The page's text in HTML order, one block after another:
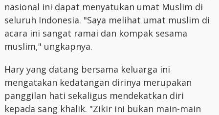
nasional ini dapat menyatukan umat Muslim di
seluruh Indonesia. "Saya melihat umat muslim di
acara ini sangat ramai dan kompak sesama
muslim," ungkapnya.
Hary yang datang bersama keluarga ini
mengatakan kedatangan dirinya merupakan
panggilan hati sekaligus mendekatkan diri
kepada sang khalik. "Zikir ini bukan main-main